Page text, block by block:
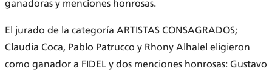
ganadoras y menciones honrosas.
El jurado de la categoría ARTISTAS CONSAGRADOS;
Claudia Coca, Pablo Patrucco y Rhony Alhalel eligieron
como ganador a FIDEL y dos menciones honrosas: Gustavo